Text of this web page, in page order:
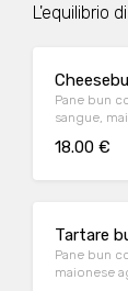
L'equilibrio
Pane bun
sangue,
18.00 €
Tartare
Pane bun
maionese